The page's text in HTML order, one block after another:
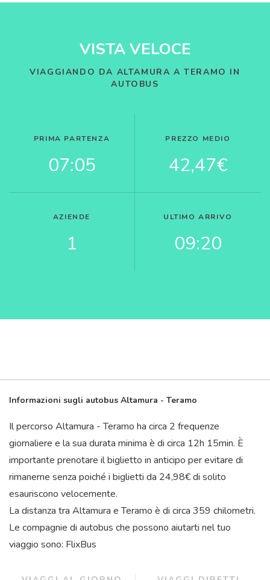
VISTA VELOCE
VIAGGIANDO DA ALTAMURA A TERAMO IN
AUTOBUS
PRIMA PARTENZA
07:05
PREZZO MEDIO
42,47€
AZIENDE
1
ULTIMO ARRIVO
09:20
Informazioni sugli autobus Altamura - Teramo
Il percorso Altamura - Teramo ha circa 2 frequenze
giornaliere e la sua durata minima è di circa 12h 15min. È
importante prenotare il biglietto in anticipo per evitare di
rimanerne senza poiché i biglietti da 24,98€ di solito
esauriscono velocemente.
La distanza tra Altamura e Teramo è di circa 359 chilometri.
Le compagnie di autobus che possono aiutarti nel tuo
viaggio sono: FlixBus